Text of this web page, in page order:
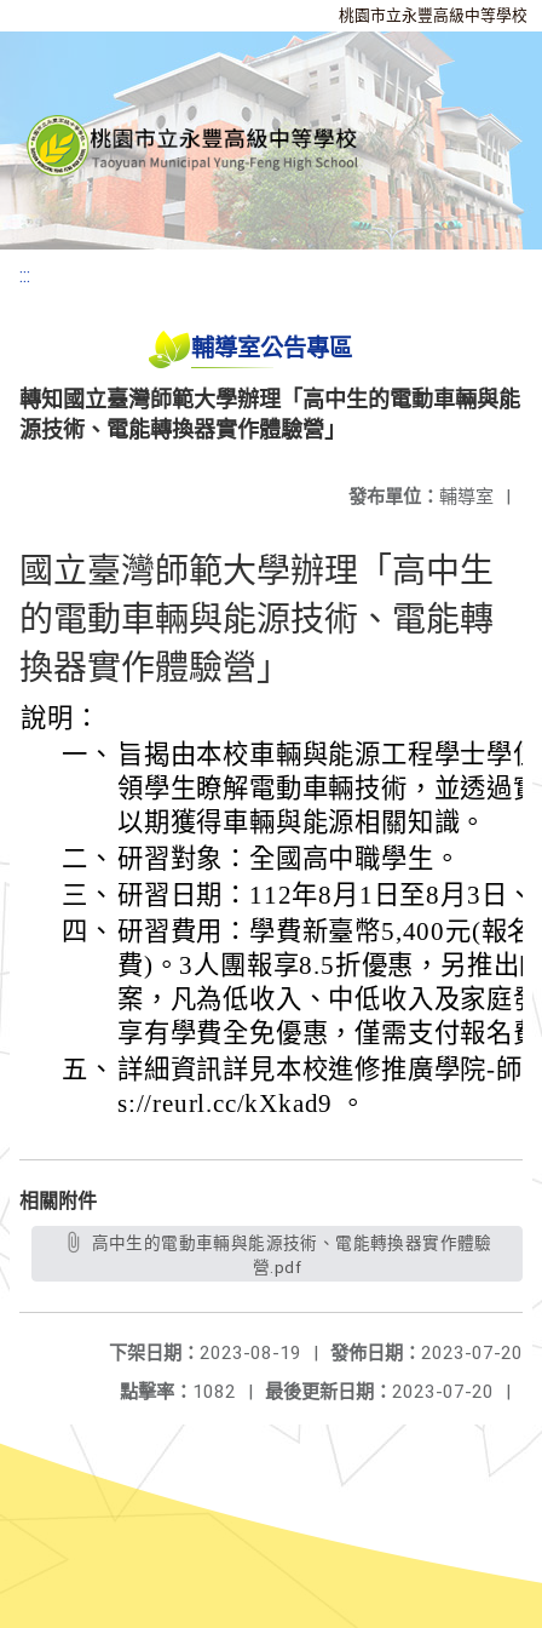
桃園市立永豐高級中等學校
:::
輔導室公告專區
轉知國立臺灣師範大學辦理「高中生的電動車輛與能
源技術、電能轉換器實作體驗營」
發布單位： 輔導室 |
國立臺灣師範大學辦理「高中生
的電動車輛與能源技術、電能轉
換器實作體驗營」
說明：
一、 旨揭由本校車輛與能源工程學士學
領學生瞭解電動車輛技術，並透過
以期獲得車輛與能源相關知識。
二、 研習對象：全國高中職學生。
三、 研習日期：112年8月1日至8月3日
四、 研習費用：學費新臺幣5,400元(報
費)。3人團報享8.5折優惠，另推出
案，凡為低收入、中低收入及家庭
享有學費全免優惠，僅需支付報名
五、 詳細資訊詳見本校進修推廣學院-師
s://reurl.cc/kXkad9 。
相關附件
營.pdf
發佈日期： 2023-07-20
下架日期： 2023-08-19
|
最後更新日期： 2023-07-20 |
點擊率： 1082 |